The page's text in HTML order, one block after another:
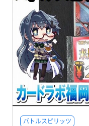
バトルスピリッツ